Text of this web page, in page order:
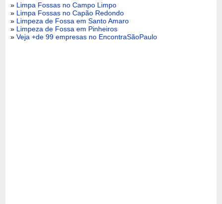
» Limpa Fossas no Campo Limpo
» Limpa Fossas no Capão Redondo
» Limpeza de Fossa em Santo Amaro
» Limpeza de Fossa em Pinheiros
»Veja +de 99 empresas no EncontraSãoPaulo